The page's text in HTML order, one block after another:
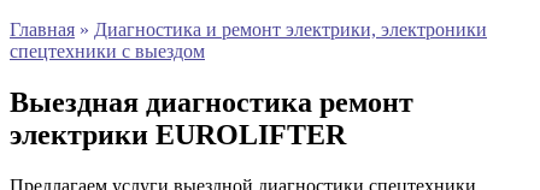
Главная » Диагностика и ремонт электрики, электроники
спецтехники с выездом
Выездная диагностика ремонт
электрики EUROLIFTER
Предлагаем услуги выездной диагностики спецтехники